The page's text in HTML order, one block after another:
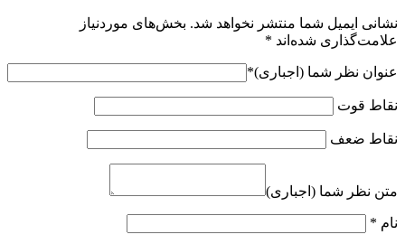
نشانی ایمیل شما منتشر نخواهد شد. بخش‌های موردنیاز
علامت‌گذاری شده‌اند *
عنوان نظر شما (اجباری)*
نقاط قوت
نقاط ضعف
متن نظر شما (اجباری)
نام *